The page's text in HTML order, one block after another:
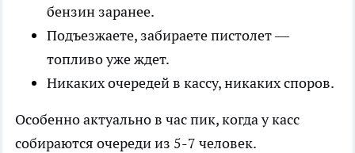
бензин заранее.
Подъезжаете, забираете пистолет —
топливо уже ждет.
Никаких очередей в кассу, никаких споров.
Особенно актуально в час пик, когда у касс
собираются очереди из 5-7 человек.